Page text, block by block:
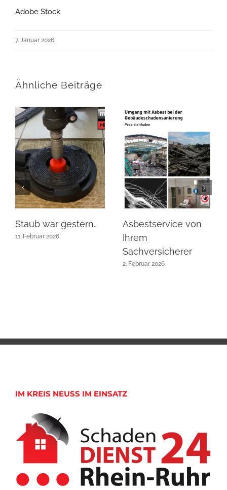
Adobe Stock
7. Januar 2026
Ähnliche Beiträge
Staub war gestern…
11. Februar 2026
Asbestservice von
Ihrem
Sachversicherer
2. Februar 2026
IM KREIS NEUSS IM EINSATZ